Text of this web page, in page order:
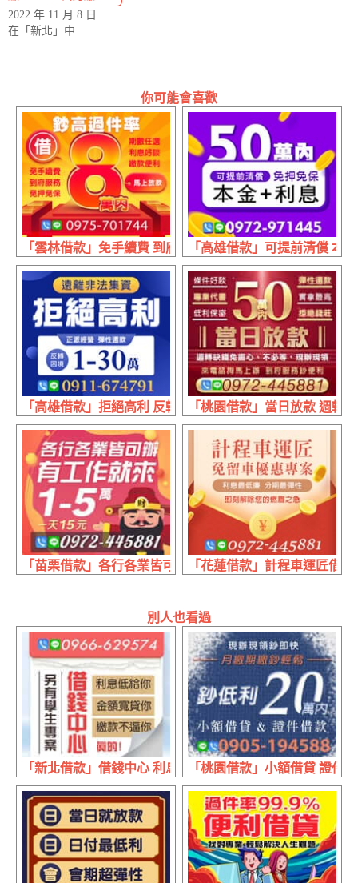
2022 年 11 月 8 日
在「新北」中
你可能會喜歡
「雲林借款」免手續費 到府服務 | 8萬內 期數任選利息好談
「高雄借款」可提前清償 本
「高雄借款」拒絕高利 反轉困境 | 1~30萬 正派經營
「桃園借款」當日放款 週轉
「苗栗借款」各行各業皆可辦 有工作來就借 | 1~5萬 1天15元
「花蓮借款」計程車運匠借
別人也看過
「新北借款」借錢中心 利息低給你 | 金額寬貸你 繳款不逼你
「桃園借款」小額借貸 證件